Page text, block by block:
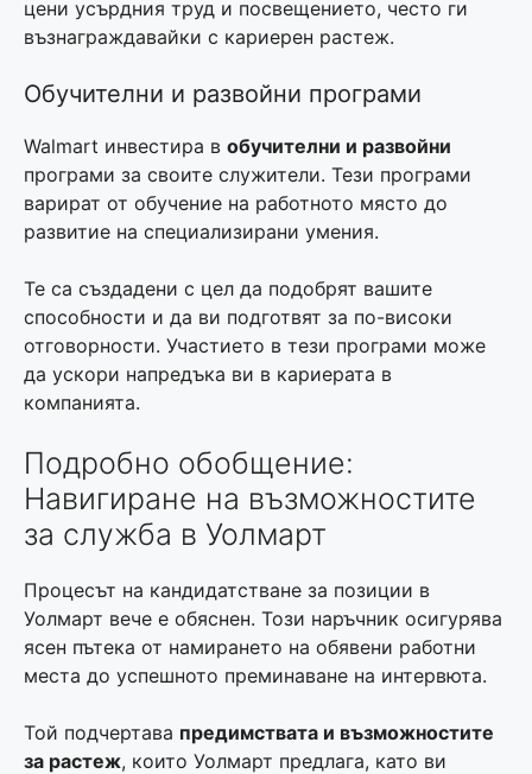
цени усърдния труд и посвещението, често ги
възнаграждавайки с кариерен растеж.
Обучителни и развойни програми
Walmart инвестира в обучителни и развойни
програми за своите служители. Тези програми
варират от обучение на работното място до
развитие на специализирани умения.
Те са създадени с цел да подобрят вашите
способности и да ви подготвят за по-високи
отговорности. Участието в тези програми може
да ускори напредъка ви в кариерата в
компанията.
Подробно обобщение:
Навигиране на възможностите
за служба в Уолмарт
Процесът на кандидатстване за позиции в
Уолмарт вече е обяснен. Този наръчник осигурява
ясен пътека от намирането на обявени работни
места до успешното преминаване на интервюта.
Той подчертава предимствата и възможностите
за растеж, които Уолмарт предлага, като ви